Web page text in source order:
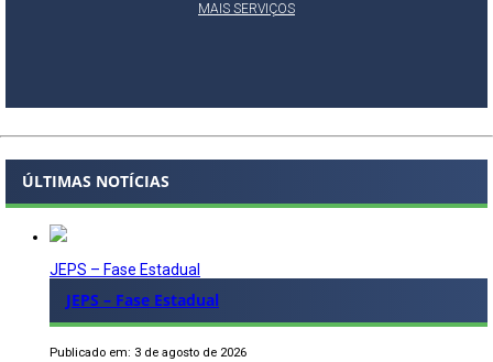
MAIS SERVIÇOS
ÚLTIMAS NOTÍCIAS
JEPS – Fase Estadual
JEPS – Fase Estadual
Publicado em: 3 de agosto de 2026